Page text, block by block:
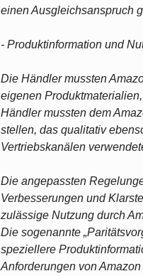
einen Ausgleichsanspruch
- Produktinformation und
Die Händler mussten
eigenen
Händler mussten dem
stellen, das qualitativ
Vertriebskanälen
Die angepassten
Verbesserungen und
zulässige Nutzung durch
Die sogenannte
speziellere
Anforderungen von